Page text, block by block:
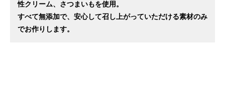
性クリーム、さつまいもを使用。
すべて無添加で、安心して召し上がっていただける素材のみ
でお作りします。